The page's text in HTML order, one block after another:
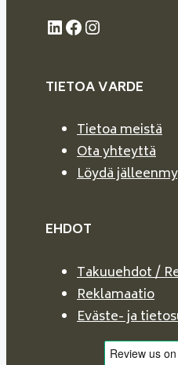
LinkedIn
Facebook
Instagram
TIETOA VARDE
Tietoa meistä
Ota yhteyttä
Löydä
EHDOT
Takuuehdot /
Reklamaatio
Eväste- ja